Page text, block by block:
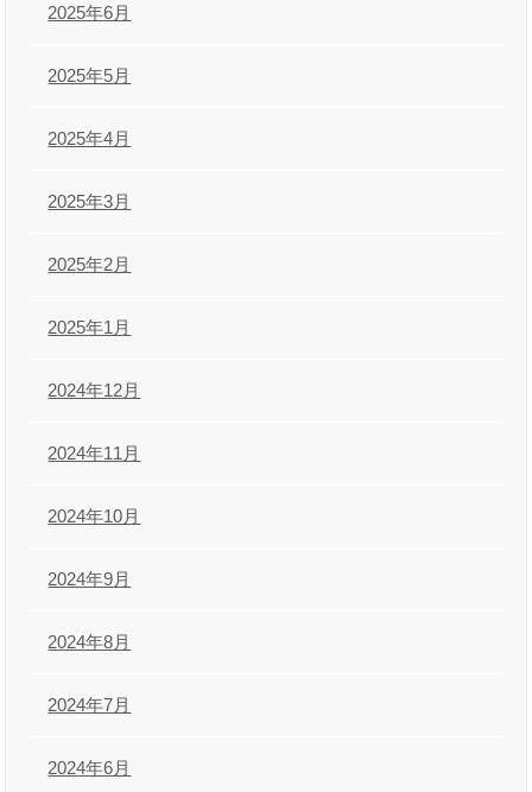
2025年6月
2025年5月
2025年4月
2025年3月
2025年2月
2025年1月
2024年12月
2024年11月
2024年10月
2024年9月
2024年8月
2024年7月
2024年6月